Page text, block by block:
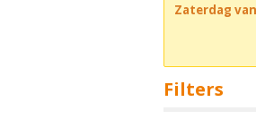
Zaterdag
Filters